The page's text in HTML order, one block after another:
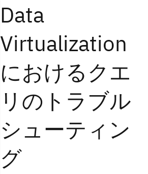
Data
Virtualization
におけるクエ
リのトラブル
シューティン
グ